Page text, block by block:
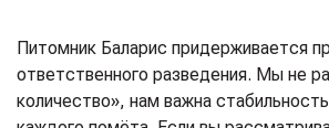
Питомник Баларис придерживается
ответственного разведения. Мы не
количество», нам важна